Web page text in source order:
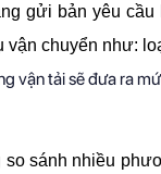
gửi bản yêu
chuyển như:
vận tải sẽ đưa ra
sánh nhiều